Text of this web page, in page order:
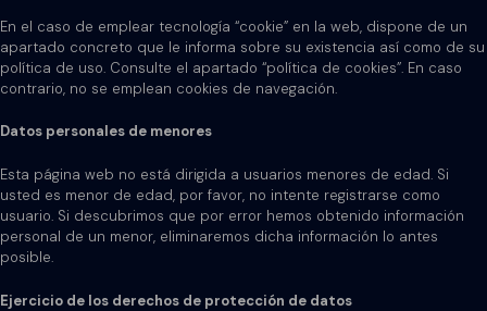
En el caso de emplear tecnología “cookie” en la web, dispone de un
apartado concreto que le informa sobre su existencia así como de su
política de uso. Consulte el apartado “política de cookies”. En caso
contrario, no se emplean cookies de navegación.
Datos personales de menores
Esta página web no está dirigida a usuarios menores de edad. Si
usted es menor de edad, por favor, no intente registrarse como
usuario. Si descubrimos que por error hemos obtenido información
personal de un menor, eliminaremos dicha información lo antes
posible.
Ejercicio de los derechos de protección de datos